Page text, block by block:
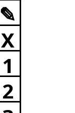
✎
X
1
2